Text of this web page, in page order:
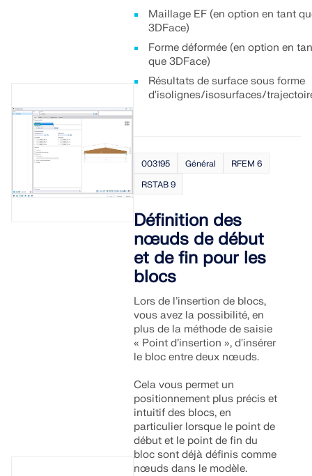
Maillage EF (en option en tant
3DFace)
Forme déformée (en option en
que 3DFace)
Résultats de surface sous forme
d'isolignes/isosurfaces/
003195 Général
RFEM 6
RSTAB 9
Définition des
nœuds de début
et de fin pour les
blocs
Lors de l’insertion de blocs,
vous avez la possibilité, en
plus de la méthode de saisie
« Point d’insertion », d'insérer
le bloc entre deux nœuds.
Cela vous permet un
positionnement plus précis et
intuitif des blocs, en
particulier lorsque le point de
début et le point de fin du
bloc sont déjà définis comme
nœuds dans le modèle.